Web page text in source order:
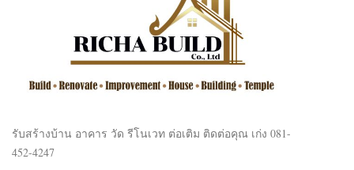
รับสร้างบ้าน อาคาร วัด รีโนเวท ต่อเติม ติดต่อคุณ เก่ง 081-
452-4247